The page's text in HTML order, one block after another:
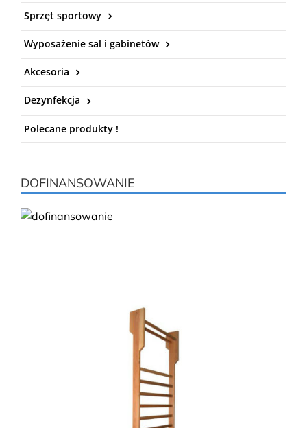
Sprzęt sportowy
Wyposażenie sal i gabinetów
Akcesoria
Dezynfekcja
Polecane produkty !
DOFINANSOWANIE